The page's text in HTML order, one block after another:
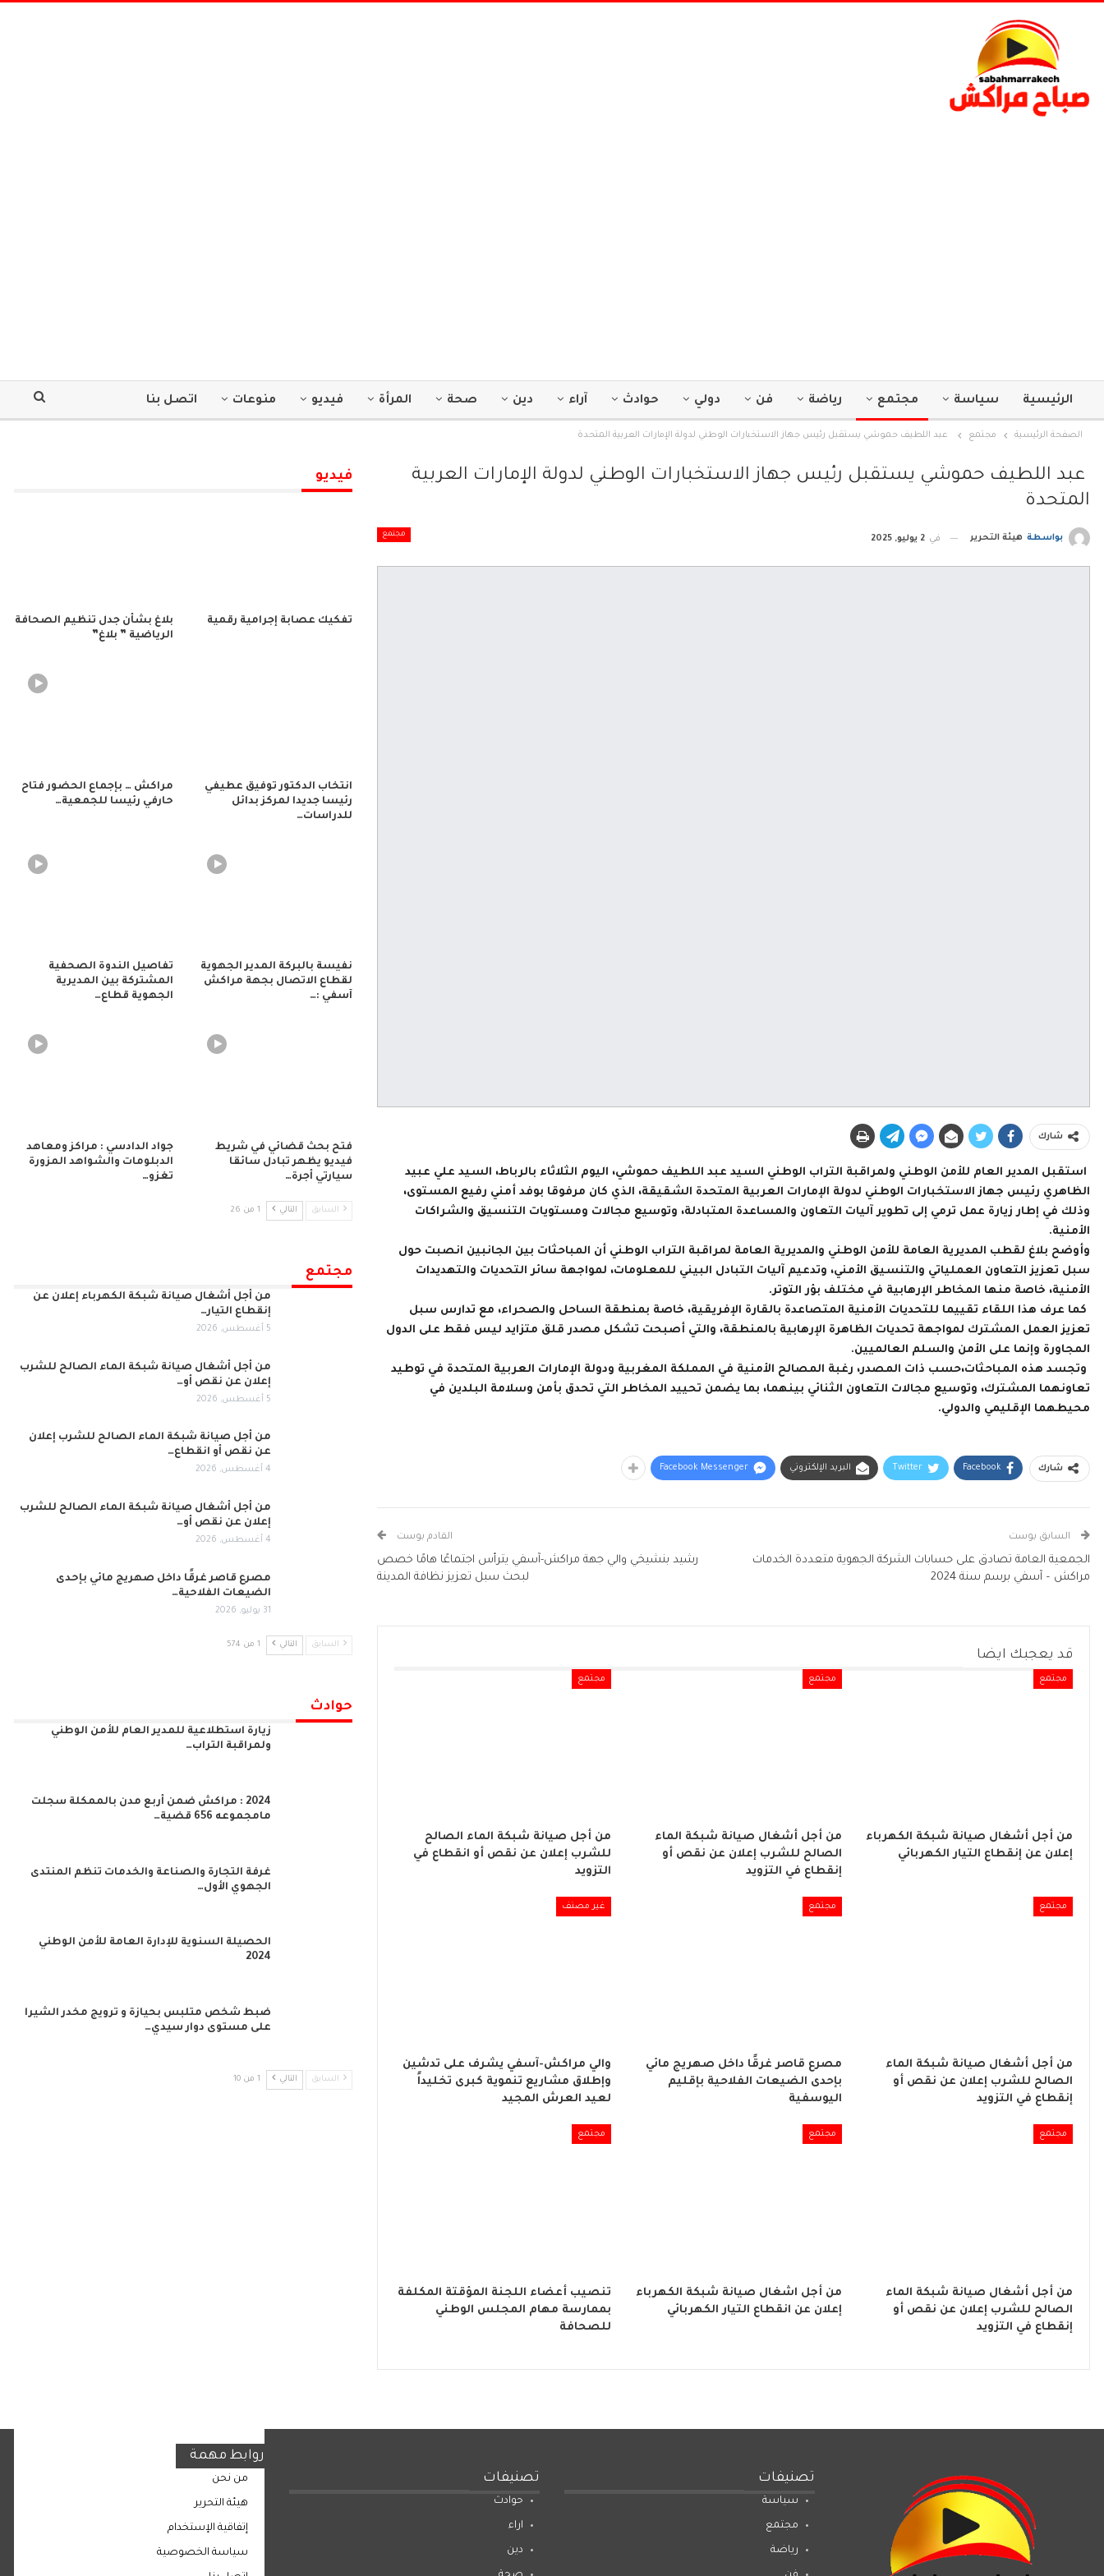
الرئيسية سياسة مجتمع رياضة فن دولي حوادث آراء دين صحة المرأة فيديو منوعات اتصل بنا
الصفحة الرئيسية مجتمع عبد اللطيف حموشي يستقبل رئيس جهاز الاستخبارات الوطني لدولة الإمارات العربية المتحدة
عبد اللطيف حموشي يستقبل رئيس جهاز الاستخبارات الوطني لدولة الإمارات العربية
المتحدة
مجتمع بواسطة هيئة التحرير في 2 يوليو, 2025
شارك
استقبل المدير العام للأمن الوطني ولمراقبة التراب الوطني السيد عبد اللطيف حموشي، اليوم الثلاثاء بالرباط، السيد علي عبيد
الظاهري رئيس جهاز الاستخبارات الوطني لدولة الإمارات العربية المتحدة الشقيقة، الذي كان مرفوقا بوفد أمني رفيع المستوى،
وذلك في إطار زيارة عمل ترمي إلى تطوير آليات التعاون والمساعدة المتبادلة، وتوسيع مجالات ومستويات التنسيق والشراكات
الأمنية.
وأوضح بلاغ لقطب المديرية العامة للأمن الوطني والمديرية العامة لمراقبة التراب الوطني أن المباحثات بين الجانبين انصبت حول
سبل تعزيز التعاون العملياتي والتنسيق الأمني، وتدعيم آليات التبادل البيني للمعلومات، لمواجهة سائر التحديات والتهديدات
الأمنية، خاصة منها المخاطر الإرهابية في مختلف بؤر التوتر.
كما عرف هذا اللقاء تقييما للتحديات الأمنية المتصاعدة بالقارة الإفريقية، خاصة بمنطقة الساحل والصحراء، مع تدارس سبل
تعزيز العمل المشترك لمواجهة تحديات الظاهرة الإرهابية بالمنطقة، والتي أصبحت تشكل مصدر قلق متزايد ليس فقط على الدول
المجاورة وإنما على الأمن والسلم العالميين.
وتجسد هذه المباحثات،حسب ذات المصدر، رغبة المصالح الأمنية في المملكة المغربية ودولة الإمارات العربية المتحدة في توطيد
تعاونهما المشترك، وتوسيع مجالات التعاون الثنائي بينهما، بما يضمن تحييد المخاطر التي تحدق بأمن وسلامة البلدين في
محيطهما الإقليمي والدولي.
شارك Facebook
Twitter البريد الإلكتروني Facebook Messenger
السابق بوست
الجمعية العامة تصادق على حسابات الشركة الجهوية متعددة الخدمات
مراكش – آسفي برسم سنة 2024
القادم بوست
رشيد بنشيخي والي جهة مراكش-آسفي يترأس اجتماعًا هامًا خصص
لبحث سبل تعزيز نظافة المدينة
قد يعجبك ايضا
مجتمع
من أجل أشغال صيانة شبكة الكهرباء
إعلان عن إنقطاع التيار الكهربائي
مجتمع
من أجل أشغال صيانة شبكة الماء
الصالح للشرب إعلان عن نقص أو
إنقطاع في التزويد
مجتمع
من أجل صيانة شبكة الماء الصالح
للشرب إعلان عن نقص أو انقطاع في
التزويد
مجتمع
من أجل أشغال صيانة شبكة الماء
الصالح للشرب إعلان عن نقص أو
إنقطاع في التزويد
مجتمع
مصرع قاصر غرقًا داخل صهريج مائي
بإحدى الضيعات الفلاحية بإقليم
اليوسفية
غير مصنف
والي مراكش-آسفي يشرف على تدشين
وإطلاق مشاريع تنموية كبرى تخليداً
لعيد العرش المجيد
مجتمع
من أجل أشغال صيانة شبكة الماء
الصالح للشرب إعلان عن نقص أو
إنقطاع في التزويد
مجتمع
من أجل اشغال صيانة شبكة الكهرباء
إعلان عن انقطاع التيار الكهربائي
مجتمع
تنصيب أعضاء اللجنة المؤقتة المكلفة
بممارسة مهام المجلس الوطني
للصحافة
فيديو
تفكيك عصابة إجرامية رقمية
بلاغ بشأن جدل تنظيم الصحافة
الرياضية ” بلاغ”
انتخاب الدكتور توفيق عطيفي
رئيسا جديدا لمركز بدائل
للدراسات…
مراكش … بإجماع الحضور فتاح
حارفي رئيسا للجمعية…
نفيسة بالبركة المدير الجهوية
لقطاع الاتصال بجهة مراكش
آسفي :…
تفاصيل الندوة الصحفية
المشتركة بين المديرية
الجهوية قطاع…
فتح بحث قضائي في شريط
فيديو يظهر تبادل سائقا
سيارتي أجرة…
جواد الدادسي : مراكز ومعاهد
الدبلومات والشواهد المزورة
تغزو…
السابق التالي 1 من 26
مجتمع
من أجل أشغال صيانة شبكة الكهرباء إعلان عن
إنقطاع التيار…
5 أغسطس, 2026
من أجل أشغال صيانة شبكة الماء الصالح للشرب
إعلان عن نقص أو…
5 أغسطس, 2026
من أجل صيانة شبكة الماء الصالح للشرب إعلان
عن نقص أو انقطاع…
4 أغسطس, 2026
من أجل أشغال صيانة شبكة الماء الصالح للشرب
إعلان عن نقص أو…
4 أغسطس, 2026
مصرع قاصر غرقًا داخل صهريج مائي بإحدى
الضيعات الفلاحية…
31 يوليو, 2026
السابق التالي 1 من 574
حوادث
زيارة استطلاعية للمدير العام للأمن الوطني
ولمراقبة التراب…
2024 : مراكش ضمن أربع مدن بالممكلة سجلت
مامجموعه 656 قضية…
غرفة التجارة والصناعة والخدمات تنظم المنتدى
الجهوي الأول…
الحصيلة السنوية للإدارة العامة للأمن الوطني
2024
ضبط شخص متلبس بحيازة و ترويج مخدر الشيرا
على مستوى دوار سيدي…
السابق التالي 1 من 10
تصنيفات
سياسة
مجتمع
رياضة
تصنيفات
حوادث
اراء
دين
روابط مهمة
من نحن
هيئة التحرير
إتفاقية الإستخدام
سياسة الخصوصية